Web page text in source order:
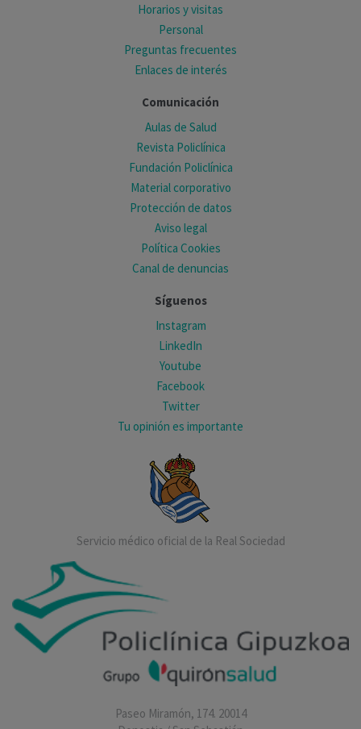
Horarios y visitas
Personal
Preguntas frecuentes
Enlaces de interés
Comunicación
Aulas de Salud
Revista Policlínica
Fundación Policlínica
Material corporativo
Protección de datos
Aviso legal
Política Cookies
Canal de denuncias
Síguenos
Instagram
LinkedIn
Youtube
Facebook
Twitter
Tu opinión es importante
Servicio médico oficial de la Real Sociedad
Paseo Miramón, 174. 20014